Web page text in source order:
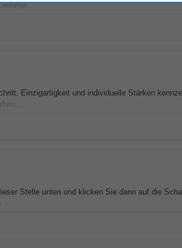
Einzigartigkeit und individuelle Stärken
Stelle unten und klicken Sie dann auf die